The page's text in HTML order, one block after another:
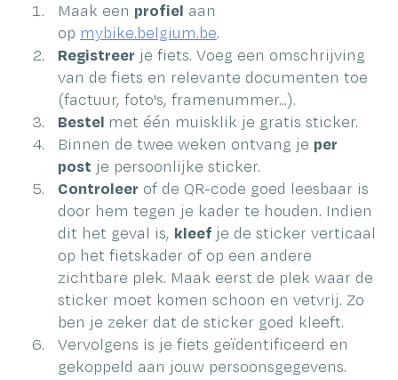
Maak een profiel aan
op mybike.belgium.be.
Registreer je fiets. Voeg een omschrijving
van de fiets en relevante documenten toe
(factuur, foto's, framenummer...).
Bestel met één muisklik je gratis sticker.
Binnen de twee weken ontvang je per
post je persoonlijke sticker.
Controleer of de QR-code goed leesbaar is
door hem tegen je kader te houden. Indien
dit het geval is, kleef je de sticker verticaal
op het fietskader of op een andere
zichtbare plek. Maak eerst de plek waar de
sticker moet komen schoon en vetvrij. Zo
ben je zeker dat de sticker goed kleeft.
Vervolgens is je fiets geïdentificeerd en
gekoppeld aan jouw persoonsgegevens.